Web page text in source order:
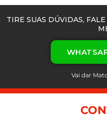
TIRE SUAS DÚVIDAS,
Vai dar